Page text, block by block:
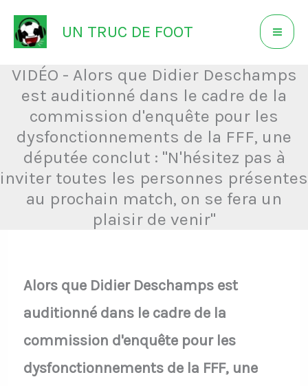
Aller
au
contenu
UN TRUC DE FOOT
VIDÉO - Alors que Didier Deschamps
est auditionné dans le cadre de la
commission d'enquête pour les
dysfonctionnements de la FFF, une
députée conclut : "N'hésitez pas à
inviter toutes les personnes présentes
au prochain match, on se fera un
plaisir de venir"
Alors que Didier Deschamps est
auditionné dans le cadre de la
commission d'enquête pour les
dysfonctionnements de la FFF, une